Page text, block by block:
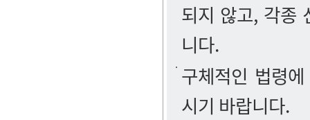
되지 않고, 각종
니다.
구체적인 법령
시기 바랍니다.